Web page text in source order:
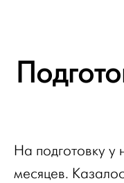
На подготовку у
месяцев.